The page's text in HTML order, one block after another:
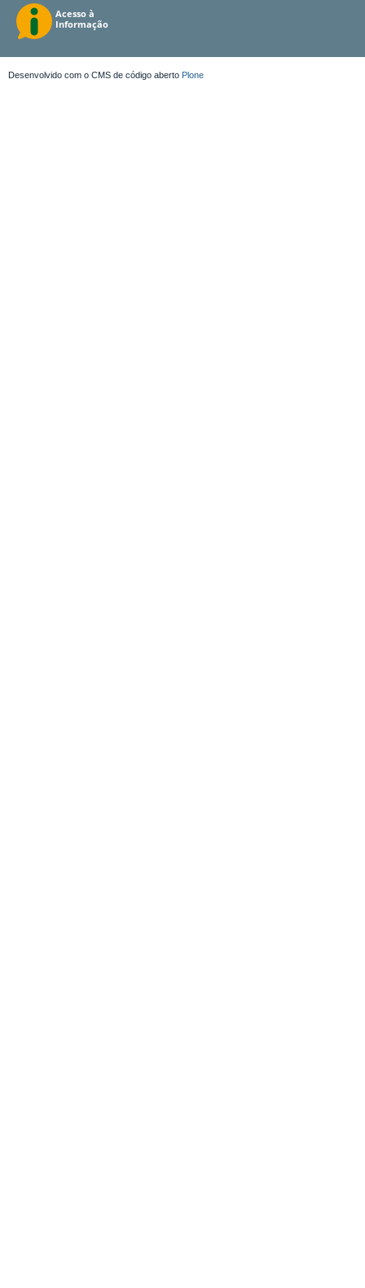
Desenvolvido com o CMS de código aberto Plone